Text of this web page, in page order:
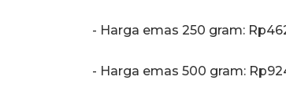
‎- Harga emas 250 gram:
‎‎- Harga emas 500 gram: